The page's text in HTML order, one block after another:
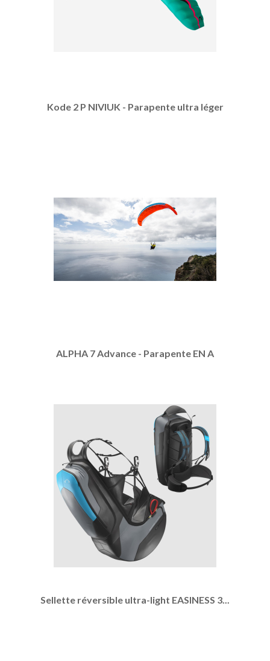
Kode 2 P NIVIUK - Parapente ultra léger
ALPHA 7 Advance - Parapente EN A
Sellette réversible ultra-light EASINESS 3...